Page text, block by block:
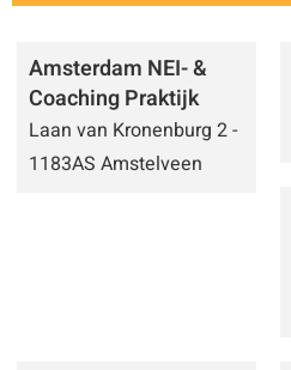
Amsterdam NEI- &
Coaching Praktijk
Laan van Kronenburg 2 -
1183AS Amstelveen